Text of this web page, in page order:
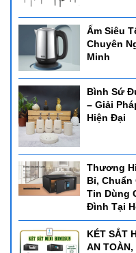
Ấm Siêu
Chuyên
Minh
Bình Sứ
– Giải
Hiện Đại
Thương
Bỉ, Chuẩn
Tin Dùng
Đình Tại
KÉT SẮT
AN TOÀN,